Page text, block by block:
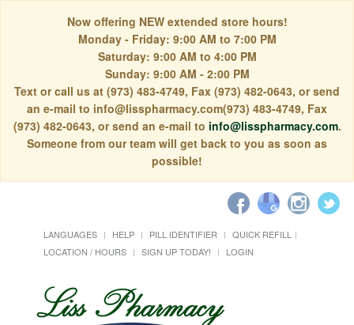
Now offering NEW extended store hours!
Monday - Friday: 9:00 AM to 7:00 PM
Saturday: 9:00 AM to 4:00 PM
Sunday: 9:00 AM - 2:00 PM
Text or call us at (973) 483-4749, Fax (973) 482-0643, or send
an e-mail to info@lisspharmacy.com(973) 483-4749, Fax
(973) 482-0643, or send an e-mail to info@lisspharmacy.com.
Someone from our team will get back to you as soon as
possible!
LANGUAGES HELP PILL IDENTIFIER
QUICK REFILL
LOCATION / HOURS
SIGN UP TODAY! LOGIN